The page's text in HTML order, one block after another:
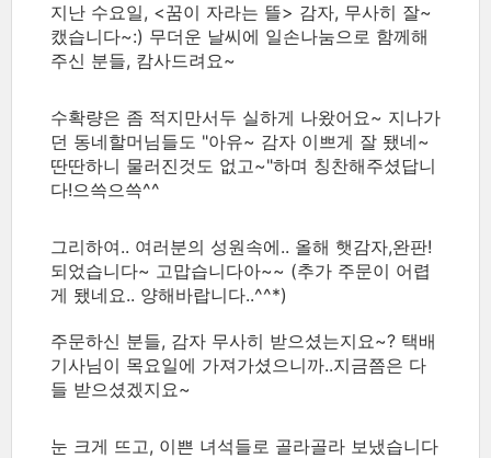
지난 수요일, <꿈이 자라는 뜰> 감자, 무사히 잘~
캤습니다~:) 무더운 날씨에 일손나눔으로 함께해
주신 분들, 캄사드려요~
수확량은 좀 적지만서두 실하게 나왔어요~ 지나가
던 동네할머님들도 "아유~ 감자 이쁘게 잘 됐네~
딴딴하니 물러진것도 없고~"하며 칭찬해주셨답니
다!으쓱으쓱^^
그리하여.. 여러분의 성원속에.. 올해 햇감자,완판!
되었습니다~ 고맙습니다아~~ (추가 주문이 어렵
게 됐네요.. 양해바랍니다..^^*)
주문하신 분들, 감자 무사히 받으셨는지요~? 택배
기사님이 목요일에 가져가셨으니까..지금쯤은 다
들 받으셨겠지요~
눈 크게 뜨고, 이쁜 녀석들로 골라골라 보냈습니다